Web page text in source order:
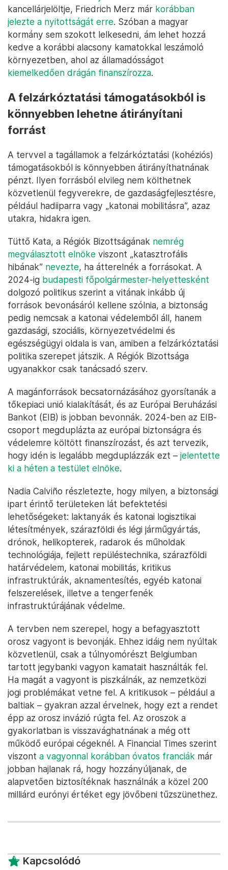
kancellárjelöltje, Friedrich Merz már korábban
jelezte a nyitottságát erre. Szóban a magyar
kormány sem szokott lelkesedni, ám lehet hozzá
kedve a korábbi alacsony kamatokkal leszámoló
környezetben, ahol az államadósságot
kiemelkedően drágán finanszírozza.
A felzárkóztatási támogatásokból is
könnyebben lehetne átirányítani
forrást
A tervvel a tagállamok a felzárkóztatási (kohéziós)
támogatásokból is könnyebben átirányíthatnának
pénzt. Ilyen forrásból elvileg nem költhetnek
közvetlenül fegyverekre, de gazdaságfejlesztésre,
például hadiiparra vagy „katonai mobilitásra”, azaz
utakra, hidakra igen.
Tüttő Kata, a Régiók Bizottságának nemrég
megválasztott elnöke viszont „katasztrofális
hibának” nevezte, ha átterelnék a forrásokat. A
2024-ig budapesti főpolgármester-helyettesként
dolgozó politikus szerint a vitának inkább új
források bevonásáról kellene szólnia, a biztonság
pedig nemcsak a katonai védelemből áll, hanem
gazdasági, szociális, környezetvédelmi és
egészségügyi oldala is van, amiben a felzárkóztatási
politika szerepet játszik. A Régiók Bizottsága
ugyanakkor csak tanácsadó szerv.
A magánforrások becsatornázásához gyorsítanák a
tőkepiaci unió kialakítását, és az Európai Beruházási
Bankot (EIB) is jobban bevonnák. 2024-ben az EIB-
csoport megduplázta az európai biztonságra és
védelemre költött finanszírozást, és azt tervezik,
hogy idén is legalább megduplázzák ezt – jelentette
ki a héten a testület elnöke.
Nadia Calviño részletezte, hogy milyen, a biztonsági
ipart érintő területeken lát befektetési
lehetőségeket: laktanyák és katonai logisztikai
létesítmények, szárazföldi és légi járműgyártás,
drónok, helikopterek, radarok és műholdak
technológiája, fejlett repüléstechnika, szárazföldi
határvédelem, katonai mobilitás, kritikus
infrastruktúrák, aknamentesítés, egyéb katonai
felszerelések, illetve a tengerfenék
infrastruktúrájának védelme.
A tervben nem szerepel, hogy a befagyasztott
orosz vagyont is bevonják. Ehhez idáig nem nyúltak
közvetlenül, csak a túlnyomórészt Belgiumban
tartott jegybanki vagyon kamatait használták fel.
Ha magát a vagyont is piszkálnák, az nemzetközi
jogi problémákat vetne fel. A kritikusok – például a
baltiak – gyakran azzal érvelnek, hogy ezt a rendet
épp az orosz invázió rúgta fel. Az oroszok a
gyakorlatban is visszavághatnának a még ott
működő európai cégeknél. A Financial Times szerint
viszont a vagyonnal korábban óvatos franciák már
jobban hajlanak rá, hogy hozzányúljanak, de
alapvetően biztosítéknak használnák a közel 200
milliárd eurónyi értéket egy jövőbeni tűzszünethez.
Kapcsolódó